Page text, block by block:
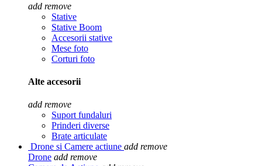
add remove
Stative
Stative Boom
Accesorii stative
Mese foto
Corturi foto
Alte accesorii
add remove
Suport fundaluri
Prinderi diverse
Brate articulate
Drone si Camere actiune add remove
Drone add remove